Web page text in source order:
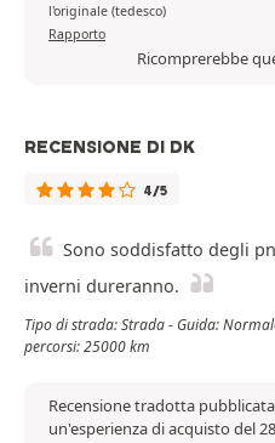
l'originale (tedesco)
Rapporto
Ricomprerebbe
RECENSIONE DI DK
4/5
Sono soddisfatto degli
inverni dureranno.
Tipo di strada: Strada - Guida:
percorsi: 25000 km
Recensione tradotta
un'esperienza di acquisto del